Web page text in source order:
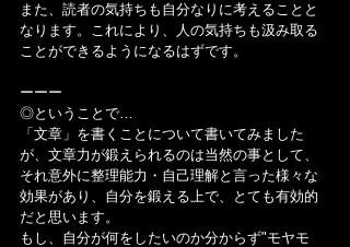
また、読者の気持ちも自分なりに考えることと
なります。これにより、人の気持ちも汲み取る
ことができるようになるはずです。
ーーー
◎ということで…
「文章」を書くことについて書いてみました
が、文章力が鍛えられるのは当然の事として、
それ意外に整理能力・自己理解と言った様々な
効果があり、自分を鍛える上で、とても有効的
だと思います。
もし、自分が何をしたいのか分からず"モヤモ